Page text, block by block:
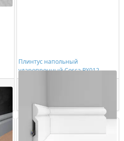
Плинтус напольный
ударопрочный Cosca PX012